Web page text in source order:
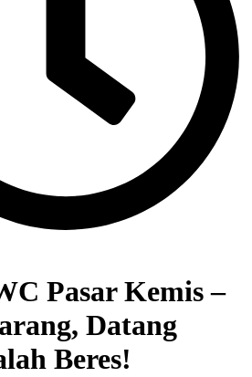
Pasar Kemis –
Datang
Beres!